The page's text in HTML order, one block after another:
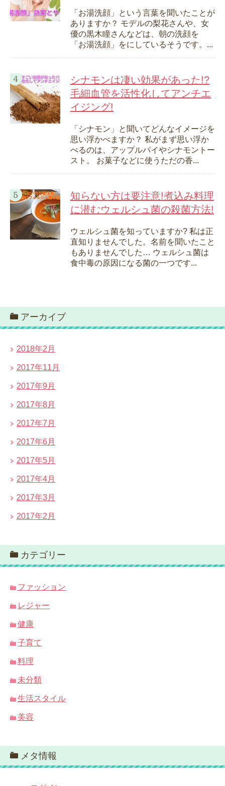
「お湯洗顔」という言葉を聞いたことが
ありますか？ モデルの梨花さんや、女
優の黒木瞳さんなどは、朝の洗顔を
「お湯洗顔」をにしているそうです。...
シナモンは凄い効果があった!?
毛細血管を活性化してアンチエ
イジング!
「シナモン」と聞いてどんなイメージを
思い浮かべますか？ 私がまず思い浮か
べるのは、アップルパイやシナモントー
スト。 お菓子などに使うただの香...
知らない方は要注意!煮込み料理
に潜むウェルシュ菌の殺菌方法!
ウェルシュ菌を知っていますか? 私は正
直知りませんでした。名前を聞いたこと
もありませんでした… ウェルシュ菌は
食中毒の原因になる菌の一つです...
アーカイブ
2018年2月
2017年11月
2017年9月
2017年8月
2017年7月
2017年6月
2017年5月
2017年4月
2017年3月
2017年2月
カテゴリー
ファッション
レジャー
健康
子育て
料理
未分類
生活スタイル
美容
メタ情報